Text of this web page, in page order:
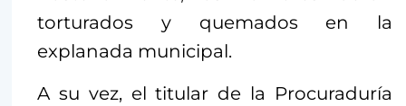
torturados y quemados en la
explanada municipal.
A su vez, el titular de la Procuraduría